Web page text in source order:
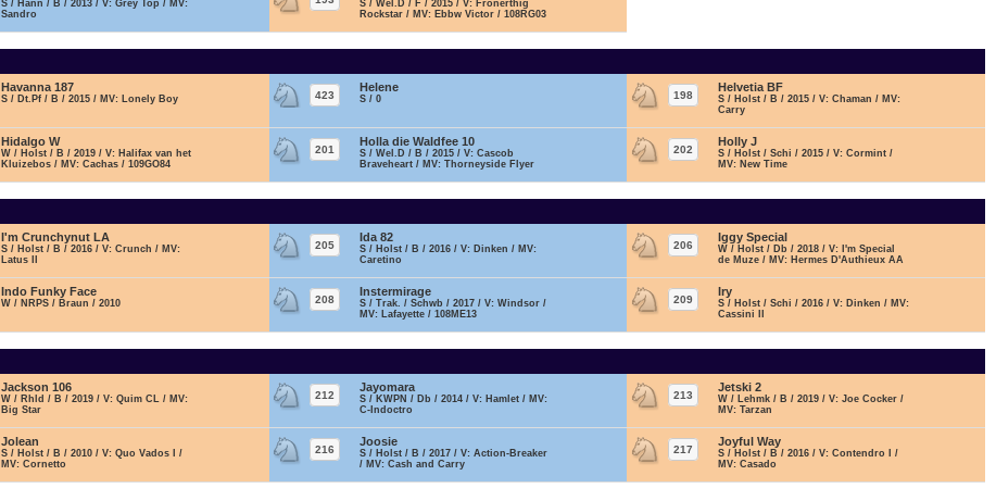
S / Hann / B / 2013 / V: Grey Top / MV:
Sandro
S / Wel.D / F / 2015 / V: Fronerthig
Rockstar / MV: Ebbw Victor / 108RG03
Havanna 187
S / Dt.Pf / B / 2015 / MV: Lonely Boy 423
Helene
S / 0 198
Helvetia BF
S / Holst / B / 2015 / V: Chaman / MV:
Carry
Hidalgo W
W / Holst / B / 2019 / V: Halifax van het
Kluizebos / MV: Cachas / 109GO84
201
Holla die Waldfee 10
S / Wel.D / B / 2015 / V: Cascob
Braveheart / MV: Thorneyside Flyer
202
Holly J
S / Holst / Schi / 2015 / V: Cormint /
MV: New Time
I'm Crunchynut LA
S / Holst / B / 2016 / V: Crunch / MV:
Latus II
205
Ida 82
S / Holst / B / 2016 / V: Dinken / MV:
Caretino
206
Iggy Special
W / Holst / Db / 2018 / V: I'm Special
de Muze / MV: Hermes D'Authieux AA
Indo Funky Face
W / NRPS / Braun / 2010 208
Instermirage
S / Trak. / Schwb / 2017 / V: Windsor /
MV: Lafayette / 108ME13
209
Iry
S / Holst / Schi / 2016 / V: Dinken / MV:
Cassini II
Jackson 106
W / Rhld / B / 2019 / V: Quim CL / MV:
Big Star
212
Jayomara
S / KWPN / Db / 2014 / V: Hamlet / MV:
C-Indoctro
213
Jetski 2
W / Lehmk / B / 2019 / V: Joe Cocker /
MV: Tarzan
Jolean
S / Holst / B / 2010 / V: Quo Vados I /
MV: Cornetto
216
Joosie
S / Holst / B / 2017 / V: Action-Breaker
/ MV: Cash and Carry
217
Joyful Way
S / Holst / B / 2016 / V: Contendro I /
MV: Casado